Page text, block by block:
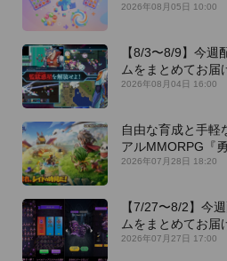
2026年08月05日 10:00
【8/3〜8/9】今週
ムをまとめてお届
2026年08月04日 16:00
自由な育成と手軽
アルMMORPG『
新作PICKUP】
2026年07月28日 18:20
【7/27〜8/2】今
ムをまとめてお届
2026年07月27日 17:00